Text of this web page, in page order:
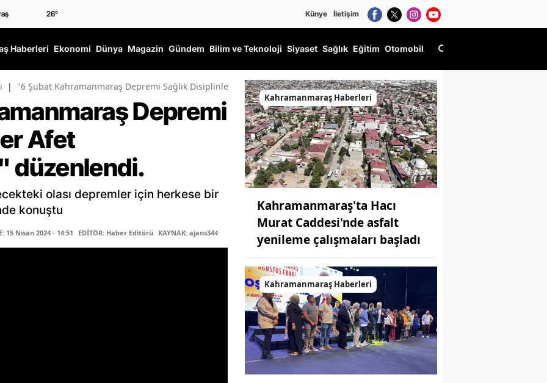
26° Künye İletişim
Haberleri Ekonomi Dünya Magazin Gündem Bilim ve Teknoloji Siyaset Sağlık Eğitim Otomobil
| "6 Şubat Kahramanmaraş Depremi Sağlık Disiplinler Afet Sempozyumu" düzenlendi.
Depremi
Afet
düzenlendi.
olası depremler için herkese bir
konuştu
15 Nisan 2024 - 14:51 EDİTÖR: Haber Editörü KAYNAK: ajans344
Kahramanmaraş Haberleri
Kahramanmaraş'ta Hacı
Murat Caddesi'nde asfalt
yenileme çalışmaları başladı
Kahramanmaraş Haberleri